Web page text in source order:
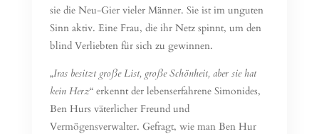
sie die Neu-Gier vieler Männer. Sie ist im unguten
Sinn aktiv. Eine Frau, die ihr Netz spinnt, um den
blind Verliebten für sich zu gewinnen.
„Iras besitzt große List, große Schönheit, aber sie hat
kein Herz“ erkennt der lebenserfahrene Simonides,
Ben Hurs väterlicher Freund und
Vermögensverwalter. Gefragt, wie man Ben Hur